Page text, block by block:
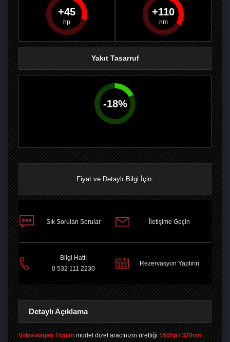
PAYLAŞPAYLAŞPLUS'TA
45 110
Yakıt Tasarruf
-18%
Fiyat ve Detaylı Bilgi İçin:
Sık Sorulan Sorular İletişime Geçin
Bilgi Hattı
0 532 111 2230
Rezervasyon Yaptırın
Detaylı Açıklama
Volkswagen Tiguan model dizel aracınızın ürettiği 150hp / 320nm